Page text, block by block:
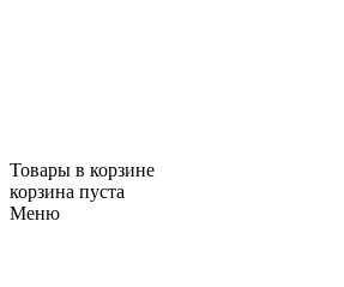
Товары в корзине
корзина пуста
Меню